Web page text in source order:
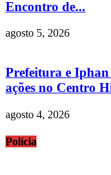
Encontro de...
agosto 5, 2026
Prefeitura e
ações no Centro
agosto 4, 2026
Polícia